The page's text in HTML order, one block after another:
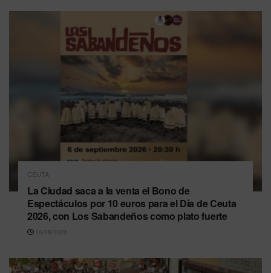
CEUTA
La Ciudad saca a la venta el Bono de
Espectáculos por 10 euros para el Día de Ceuta
2026, con Los Sabandeños como plato fuerte
10/08/2026